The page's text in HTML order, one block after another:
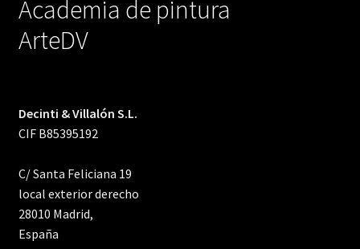
Academia de pintura
ArteDV
Decinti & Villalón S.L.
CIF B85395192
C/ Santa Feliciana 19
local exterior derecho
28010 Madrid,
España